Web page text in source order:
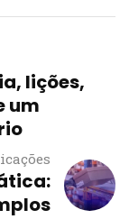
lições,
um